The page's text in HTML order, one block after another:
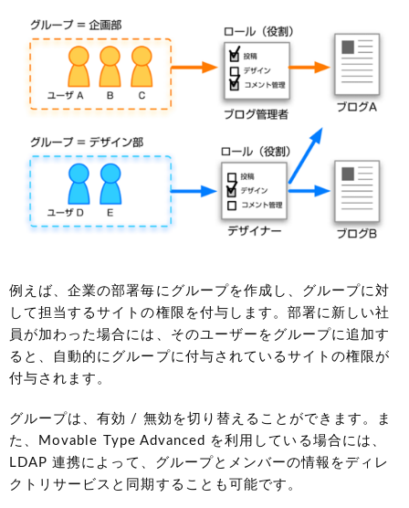
例えば、企業の部署毎にグループを作成し、グループに対
して担当するサイトの権限を付与します。部署に新しい社
員が加わった場合には、そのユーザーをグループに追加す
ると、自動的にグループに付与されているサイトの権限が
付与されます。
グループは、有効 / 無効を切り替えることができます。ま
た、Movable Type Advanced を利用している場合には、
LDAP 連携によって、グループとメンバーの情報をディレ
クトリサービスと同期することも可能です。